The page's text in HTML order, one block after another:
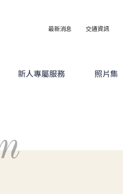
最新消息 交通資訊
新人專屬服務 照片集